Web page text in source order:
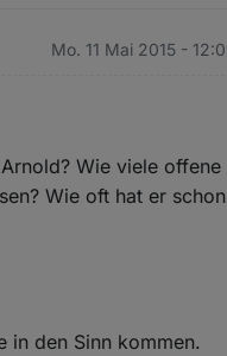
Mo. 11 Mai 2015 -
Wie viele offene
Wie oft hat er schon
in den Sinn kommen.